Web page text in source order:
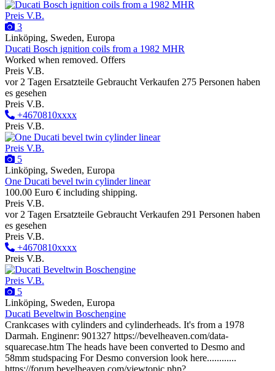
Preis V.B.
3
Linköping, Sweden, Europa
Ducati Bosch ignition coils from a 1982 MHR
Worked when removed. Offers
Preis V.B.
vor 2 Tagen Ersatzteile Gebraucht Verkaufen 275 Personen haben
es gesehen
Preis V.B.
+4670810xxxx
Preis V.B.
Preis V.B.
5
Linköping, Sweden, Europa
One Ducati bevel twin cylinder linear
100.00 Euro € including shipping.
Preis V.B.
vor 2 Tagen Ersatzteile Gebraucht Verkaufen 291 Personen haben
es gesehen
Preis V.B.
+4670810xxxx
Preis V.B.
Preis V.B.
5
Linköping, Sweden, Europa
Ducati Beveltwin Boschengine
Crankcases with cylinders and cylinderheads. It's from a 1978
Darmah. Enginenr: 901327 https://bevelheaven.com/data-
squarecase.htm The heads have been converted to Desmo and
58mm studspacing For Desmo conversion look here............
https://forum.bevelheaven.com/viewtopic.php?